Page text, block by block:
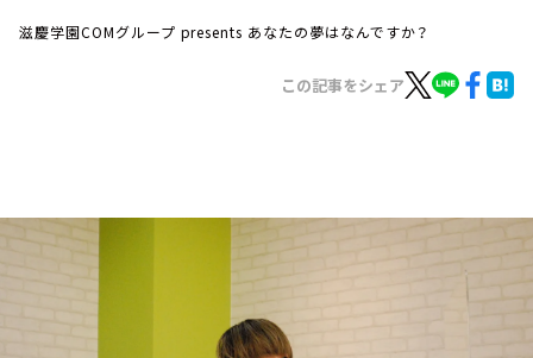
お知らせ
イベント・グッズ
滋慶学園COMグループ presents あなたの夢はなんですか？
この記事をシェア